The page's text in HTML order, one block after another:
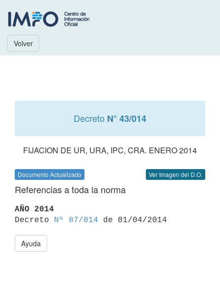
Volver
Decreto N° 43/014
FIJACION DE UR, URA, IPC, CRA. ENERO 2014
Documento Actualizado Ver Imagen del D.O.
Referencias a toda la norma
AÑO 2014
Decreto
Nº 87/014
Ayuda